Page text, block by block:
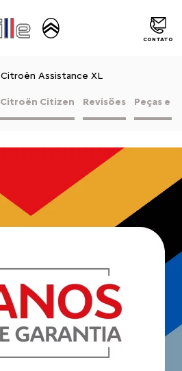
CONTATO
Citroën Assistance XL
Citroën Citizen Revisões Peças e